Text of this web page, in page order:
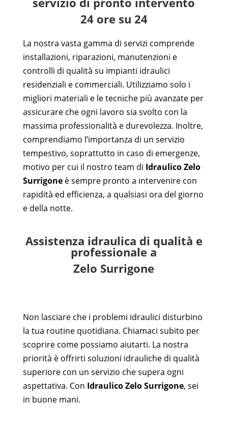
24 ore su 24
La nostra vasta gamma di servizi comprende
installazioni, riparazioni, manutenzioni e
controlli di qualità su impianti idraulici
residenziali e commerciali. Utilizziamo solo i
migliori materiali e le tecniche più avanzate per
assicurare che ogni lavoro sia svolto con la
massima professionalità e durevolezza. Inoltre,
comprendiamo l’importanza di un servizio
tempestivo, soprattutto in caso di emergenze,
motivo per cui il nostro team di Idraulico Zelo
Surrigoneè sempre pronto a intervenire con
rapidità ed efficienza, a qualsiasi ora del giorno
e della notte.
Assistenza idraulica di qualità e
professionale a
Zelo Surrigone
Non lasciare che i problemi idraulici disturbino
la tua routine quotidiana. Chiamaci subito per
scoprire come possiamo aiutarti. La nostra
priorità è offrirti soluzioni idrauliche di qualità
superiore con un servizio che supera ogni
aspettativa. Con IdraulicoZeloSurrigone, sei
in buone mani.